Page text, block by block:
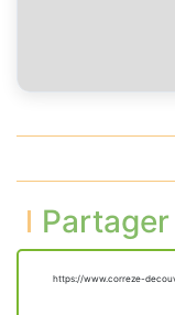
https://www.correze-